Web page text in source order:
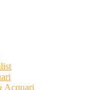
Acquari